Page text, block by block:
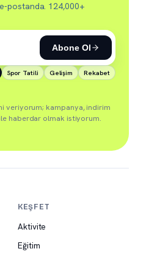
postanda. 124,000+
Abone Ol
Spor Tatili Gelişim
Rekabet
veriyorum; kampanya, indirim
haberdar olmak istiyorum.
KEŞFET
Aktivite
Eğitim